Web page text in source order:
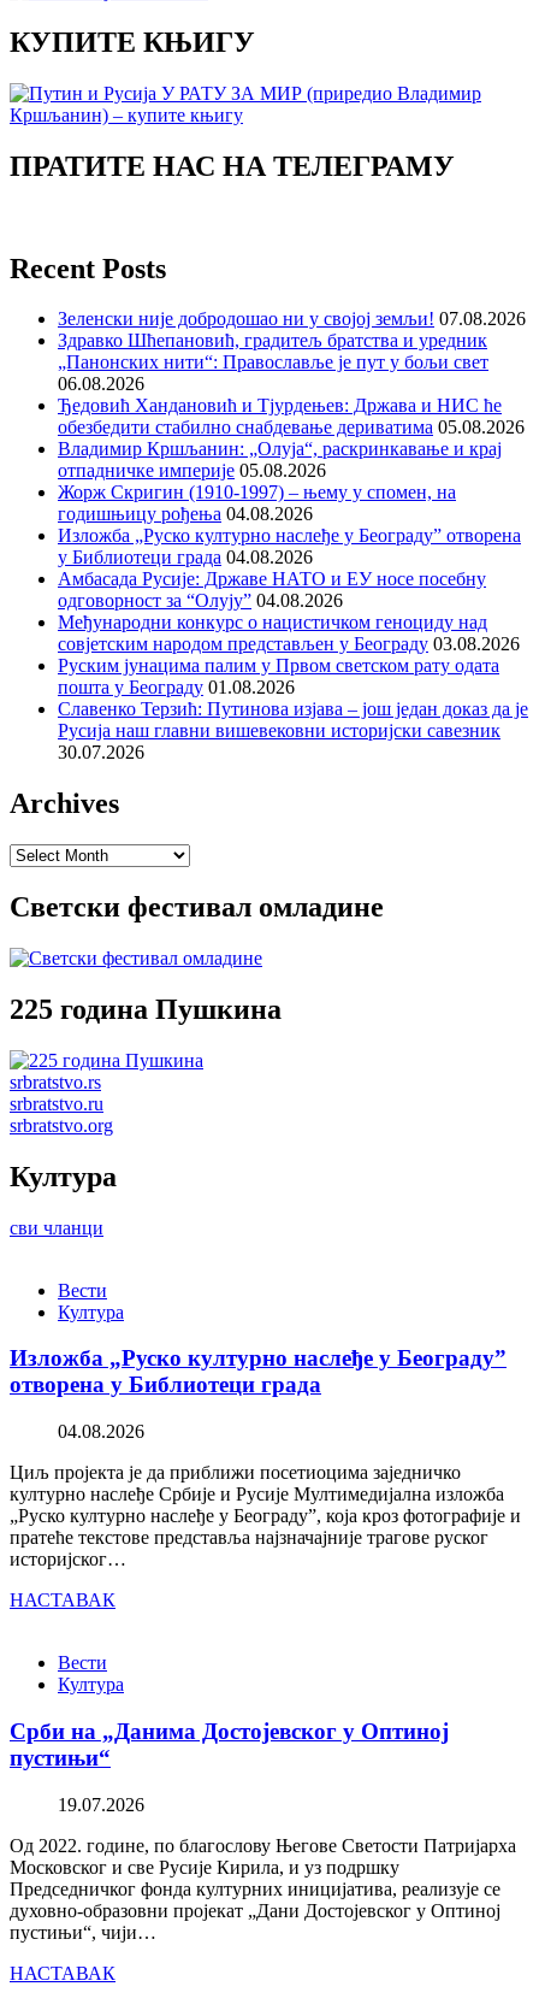
КУПИТЕ КЊИГУ
ПРАТИТЕ НАС НА ТЕЛЕГРАМУ
Recent Posts
Зеленски није добродошао ни у својој земљи! 07.08.2026
Здравко Шћепановић, градитељ братства и уредник
„Панонских нити“: Православље је пут у бољи свет
06.08.2026
Ђедовић Хандановић и Тјурдењев: Држава и НИС ће
обезбедити стабилно снабдевање дериватима 05.08.2026
Владимир Кршљанин: „Олуја“, раскринкавање и крај
отпадничке империје 05.08.2026
Жорж Скригин (1910-1997) – њему у спомен, на
годишњицу рођења 04.08.2026
Изложба „Руско културно наслеђе у Београду” отворена
у Библиотеци града 04.08.2026
Амбасада Русије: Државе НАТО и ЕУ носе посебну
одговорност за “Олују” 04.08.2026
Међународни конкурс о нацистичком геноциду над
совјетским народом представљен у Београду 03.08.2026
Руским јунацима палим у Првом светском рату одата
пошта у Београду 01.08.2026
Славенко Терзић: Путинова изјава – још један доказ да је
Русија наш главни вишевековни историјски савезник
30.07.2026
Archives
Archives
Светски фестивал омладине
225 година Пушкина
srbratstvo.rs
srbratstvo.ru
srbratstvo.org
Култура
сви чланци
Вести
Култура
Изложба „Руско културно наслеђе у Београду”
отворена у Библиотеци града
04.08.2026
Циљ пројекта је да приближи посетиоцима заједничко
културно наслеђе Србије и Русије Мултимедијална изложба
„Руско културно наслеђе у Београду”, која кроз фотографије и
пратеће текстове представља најзначајније трагове руског
историјског…
НАСТАВАК
Вести
Култура
Срби на „Данима Достојевског у Оптиној
пустињи“
19.07.2026
Од 2022. године, по благослову Његове Светости Патријарха
Московског и све Русије Кирила, и уз подршку
Председничког фонда културних иницијатива, реализује се
духовно-образовни пројекат „Дани Достојевског у Оптиној
пустињи“, чији…
НАСТАВАК